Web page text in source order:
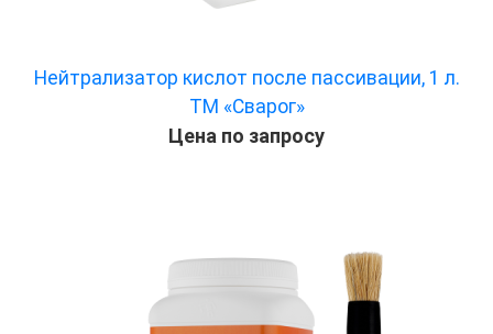
Нейтрализатор кислот после пассивации, 1 л.
ТМ «Сварог»
Цена по запросу